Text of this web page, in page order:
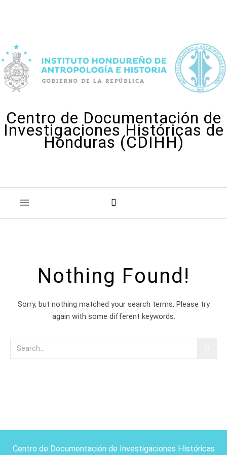
Centro de Documentación de
Investigaciones Históricas de
Honduras (CDIHH)
Nothing Found!
Sorry, but nothing matched your search terms. Please try
again with some different keywords.
Centro de Documentación de Investigaciones Históricas